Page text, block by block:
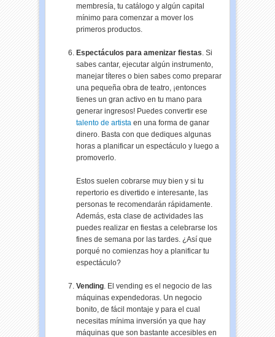
membresía, tu catálogo y algún capital
mínimo para comenzar a mover los
primeros productos.
Espectáculos para amenizar fiestas. Si
sabes cantar, ejecutar algún instrumento,
manejar títeres o bien sabes como preparar
una pequeña obra de teatro, ¡entonces
tienes un gran activo en tu mano para
generar ingresos! Puedes convertir ese
talento de artista en una forma de ganar
dinero. Basta con que dediques algunas
horas a planificar un espectáculo y luego a
promoverlo.
Estos suelen cobrarse muy bien y si tu
repertorio es divertido e interesante, las
personas te recomendarán rápidamente.
Además, esta clase de actividades las
puedes realizar en fiestas acelebrarse los
fines de semana por las tardes. ¿Así que
porqué no comienzas hoy a planificar tu
espectáculo?
Vending. El vending es el negocio de las
máquinas expendedoras. Un negocio
bonito, de fácil montaje y para el cual
necesitas mínima inversión ya que hay
máquinas que son bastante accesibles en